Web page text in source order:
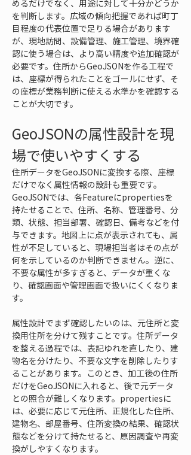
めるだけでなく、用途に対して十分かどうか
を判断します。広域の傾向把握であれば町丁
目程度の代表位置で足りる場合があります
が、現地訪問、設備管理、施工管理、境界確
認に使う場合は、より高い精度や追加確認が
必要です。住所からGeoJSONを作る工程で
は、座標が得られたことをゴールにせず、そ
の座標が業務判断に使える水準かを確認する
ことが大切です。
GeoJSONの属性設計を現
場で使いやすくする
住所データをGeoJSONに変換する際、座標
だけでなく属性情報の設計も重要です。
GeoJSONでは、各Featureにpropertiesを
持たせることで、住所、名称、管理番号、分
類、状態、担当部署、確認日、備考などを付
与できます。地図上に点が表示されても、属
性が不足していると、現場担当者はその点が
何を示しているのか判断できません。逆に、
不要な属性が多すぎると、データが重くな
り、確認画面や管理画面で扱いにくくなりま
す。
属性設計でまず確認したいのは、元住所と変
換用住所を分けて残すことです。住所データ
を整える過程では、表記ゆれを直したり、建
物名を分けたり、不要な文字を削除したりす
ることがあります。このとき、加工後の住所
だけをGeoJSONに入れると、後で元データ
との照合が難しくなります。propertiesに
は、必要に応じて元住所、正規化した住所、
建物名、部屋番号、住所変換の結果、確認状
態などを分けて持たせると、原因調査や再変
換がしやすくなります。